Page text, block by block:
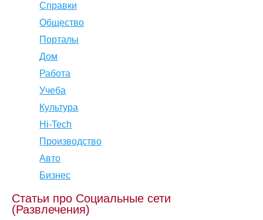
Справки
Общество
Порталы
Дом
Работа
Учеба
Культура
Hi-Tech
Производство
Авто
Бизнес
Статьи про Социальные сети
(Развлечения)